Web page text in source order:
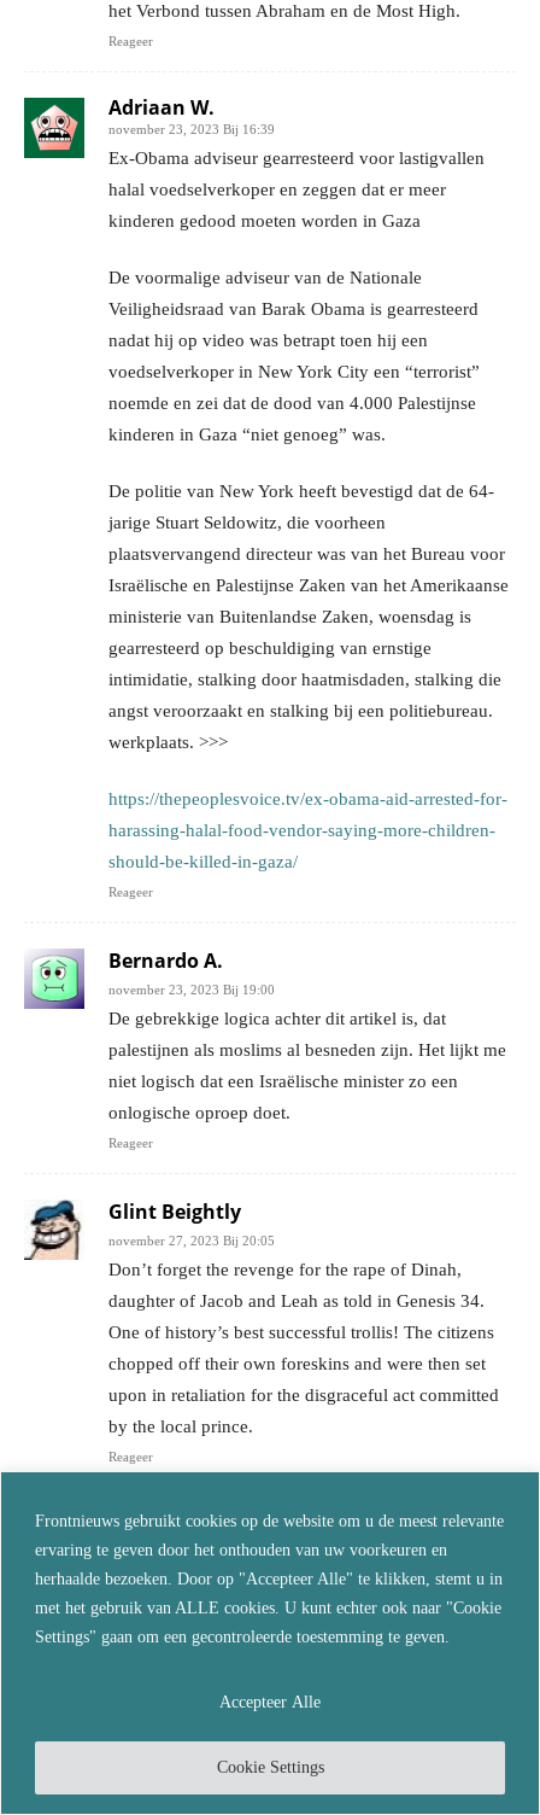
Frontnieuws gebruikt cookies op de website om u de meest relevante
ervaring te geven door het onthouden van uw voorkeuren en
herhaalde bezoeken. Door op "Accepteer Alle" te klikken, stemt u in
met het gebruik van ALLE cookies. U kunt echter ook naar "Cookie
Settings" gaan om een gecontroleerde toestemming te geven.
Cookie Settings
Accepteer Alle
het Verbond tussen Abraham en de Most High.
Reageer
Adriaan W.
november 23, 2023 Bij 16:39
Ex-Obama adviseur gearresteerd voor lastigvallen
halal voedselverkoper en zeggen dat er meer
kinderen gedood moeten worden in Gaza
De voormalige adviseur van de Nationale
Veiligheidsraad van Barak Obama is gearresteerd
nadat hij op video was betrapt toen hij een
voedselverkoper in New York City een “terrorist”
noemde en zei dat de dood van 4.000 Palestijnse
kinderen in Gaza “niet genoeg” was.
De politie van New York heeft bevestigd dat de 64-
jarige Stuart Seldowitz, die voorheen
plaatsvervangend directeur was van het Bureau voor
Israëlische en Palestijnse Zaken van het Amerikaanse
ministerie van Buitenlandse Zaken, woensdag is
gearresteerd op beschuldiging van ernstige
intimidatie, stalking door haatmisdaden, stalking die
angst veroorzaakt en stalking bij een politiebureau.
werkplaats. >>>
https://thepeoplesvoice.tv/ex-obama-aid-arrested-for-
harassing-halal-food-vendor-saying-more-children-
should-be-killed-in-gaza/
Reageer
Bernardo A.
november 23, 2023 Bij 19:00
De gebrekkige logica achter dit artikel is, dat
palestijnen als moslims al besneden zijn. Het lijkt me
niet logisch dat een Israëlische minister zo een
onlogische oproep doet.
Reageer
Glint Beightly
november 27, 2023 Bij 20:05
Don’t forget the revenge for the rape of Dinah,
daughter of Jacob and Leah as told in Genesis 34.
One of history’s best successful trollis! The citizens
chopped off their own foreskins and were then set
upon in retaliation for the disgraceful act committed
by the local prince.
Reageer
LAAT EEN REACTIE ACHTER